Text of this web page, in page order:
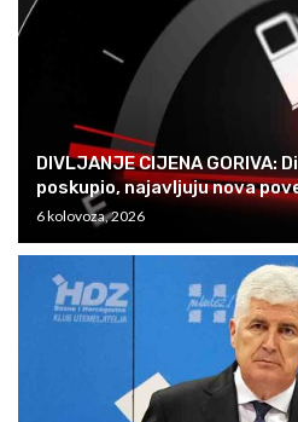
DIVLJANJE CIJENA GORIVA:
poskupio, najavljuju nova
6 kolovoza, 2026